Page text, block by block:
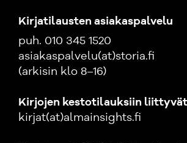
Kirjatilausten asiakaspalvelu
puh. 010 345 1520
asiakaspalvelu(at)storia.fi
(arkisin klo 8–16)
Kirjojen kestotilauksiin
kirjat(at)almainsights.fi